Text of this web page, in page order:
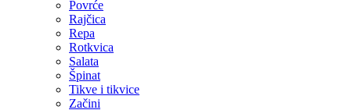
Povrće
Rajčica
Repa
Rotkvica
Salata
Špinat
Tikve i tikvice
Začini